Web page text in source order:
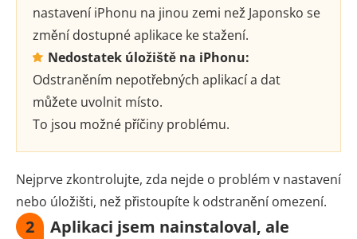
nastavení iPhonu na jinou zemi než Japonsko se
změní dostupné aplikace ke stažení.
Nedostatek úložiště na iPhonu:
Odstraněním nepotřebných aplikací a dat
můžete uvolnit místo.
To jsou možné příčiny problému.
Nejprve zkontrolujte, zda nejde o problém v nastavení
nebo úložišti, než přistoupíte k odstranění omezení.
2 Aplikaci jsem nainstaloval, ale